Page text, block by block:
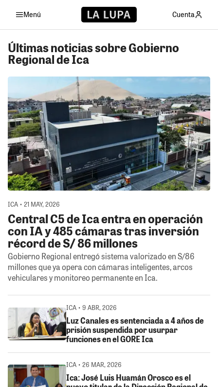
Menú Cuenta
Últimas noticias sobre Gobierno
Regional de Ica
ICA • 21 MAY, 2026
Central C5 de Ica entra en operación
con IA y 485 cámaras tras inversión
récord de S/ 86 millones
Gobierno Regional entregó sistema valorizado en S/86
millones que ya opera con cámaras inteligentes, arcos
vehiculares y monitoreo permanente en Ica.
ICA • 9 ABR, 2026
Luz Canales es sentenciada a 4 años de
prisión suspendida por usurpar
funciones en el GORE Ica
ICA • 26 MAR, 2026
Ica: José Luis Huamán Orosco es el